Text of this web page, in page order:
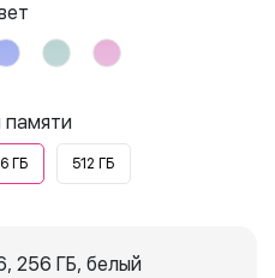
ГБ 512 ГБ
256 ГБ, белый